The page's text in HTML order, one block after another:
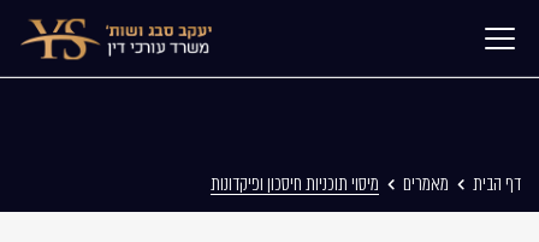
דף הבית מאמרים מיסוי תוכניות חיסכון ופיקדונות